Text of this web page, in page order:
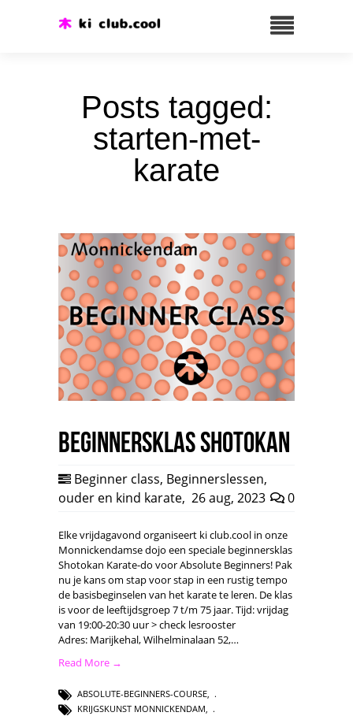
Posts tagged:
starten-met-
karate
Beginnersklas Shotokan
Beginner class, Beginnerslessen,
ouder en kind karate, 26 aug, 2023 0
Elke vrijdagavond organiseert ki club.cool in onze
Monnickendamse dojo een speciale beginnersklas
Shotokan Karate-do voor Absolute Beginners! Pak
nu je kans om stap voor stap in een rustig tempo
de basisbeginselen van het karate te leren. De klas
is voor de leeftijdsgroep 7 t/m 75 jaar. Tijd: vrijdag
van 19:00-20:30 uur > check lesrooster
Adres: Marijkehal, Wilhelminalaan 52,…
Read More →
ABSOLUTE-BEGINNERS-COURSE,
KRIJGSKUNST MONNICKENDAM,